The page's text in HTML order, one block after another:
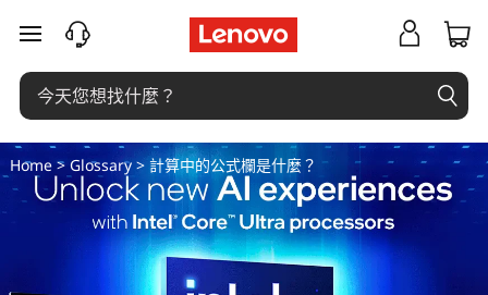
計
算
中
的
公
跳至主要內容
Home> Glossary> 計算中的公式欄是什麼？